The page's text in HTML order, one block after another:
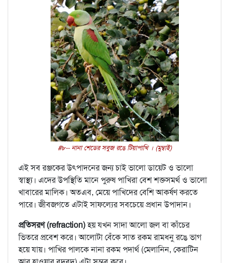
#৮-- নানা শেডের সবুজ রঙে টিয়াপাখি । (মুম্বাই)
এই সব রঞ্জকের উৎপাদনের জন্য চাই ভালো ডায়েট ও ভালো
স্বাস্থ্য। এদের উপস্থিতি মানে পুরুষ পাখিরা বেশ শক্তসমর্থ ও ভালো
খাবারের মালিক। অতএব, মেয়ে পাখিদের বেশি আকর্ষণ করতে
পারে। জীবজগতে এটাই সাফল্যের সবচেয়ে প্রধান উপাদান।
প্রতিসরণ (refraction)হয় যখন সাদা আলো জল বা কাঁচের
ভিতরে প্রবেশ করে। আলোটা বেঁকে সাত রকম রামধনু রঙে ভাগ
হয়ে যায়। পাখির পালকে নানা রকম পদার্থ (মেলানিন, কেরাটিন